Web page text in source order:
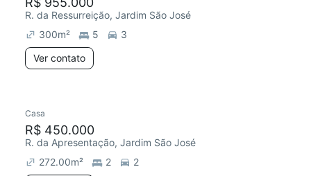
R. da Ressurreição, Jardim São José
300m² 5
3
Ver contato
Casa
R$ 450.000
R. da Apresentação, Jardim São José
272.00m² 2
2